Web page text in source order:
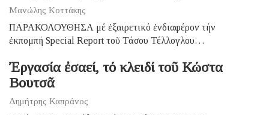
Μανώλης Κοττάκης
ΠΑΡΑΚΟΛΟΥΘΗΣΑ μέ ἐξαιρετικό ἐνδιαφέρον τήν
ἐκπομπή Special Report τοῦ Τάσου Τέλλογλου…
Ἐργασία ἐσαεί, τό κλειδί τοῦ Κώστα
Βουτσᾶ
Δημήτρης Καπράνος